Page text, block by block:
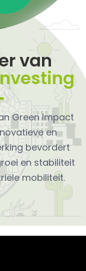
van
Green Impact
en
bevordert
en stabiliteit
mobiliteit.